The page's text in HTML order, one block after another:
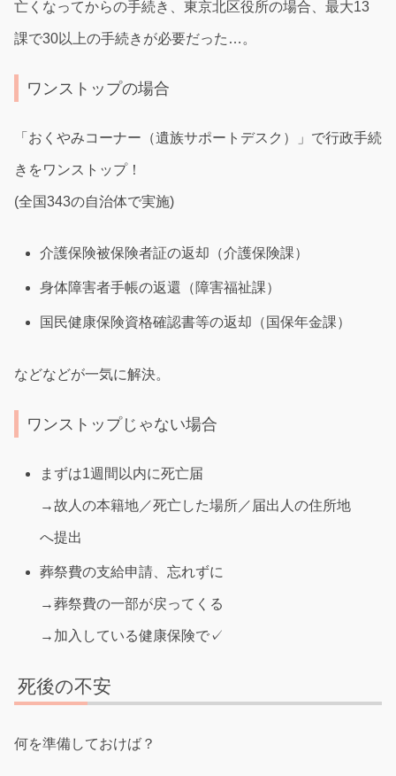
亡くなってからの手続き、東京北区役所の場合、最大13
課で30以上の手続きが必要だった…。
ワンストップの場合
「おくやみコーナー（遺族サポートデスク）」で行政手続
きをワンストップ！
(全国343の自治体で実施)
介護保険被保険者証の返却（介護保険課）
身体障害者手帳の返還（障害福祉課）
国民健康保険資格確認書等の返却（国保年金課）
などなどが一気に解決。
ワンストップじゃない場合
まずは1週間以内に死亡届
→故人の本籍地／死亡した場所／届出人の住所地
へ提出
葬祭費の支給申請、忘れずに
→葬祭費の一部が戻ってくる
→加入している健康保険で✓
死後の不安
何を準備しておけば？